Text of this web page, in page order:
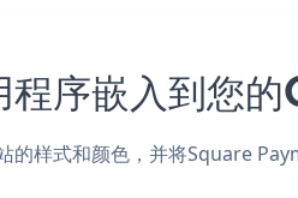
序嵌入到您
样式和颜色，并将Square